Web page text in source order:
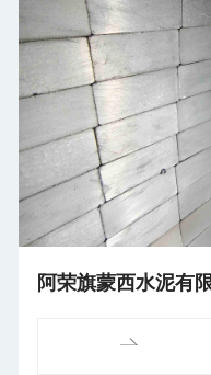
阿荣旗蒙西水泥有